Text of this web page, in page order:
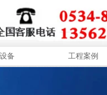
备 工程案例